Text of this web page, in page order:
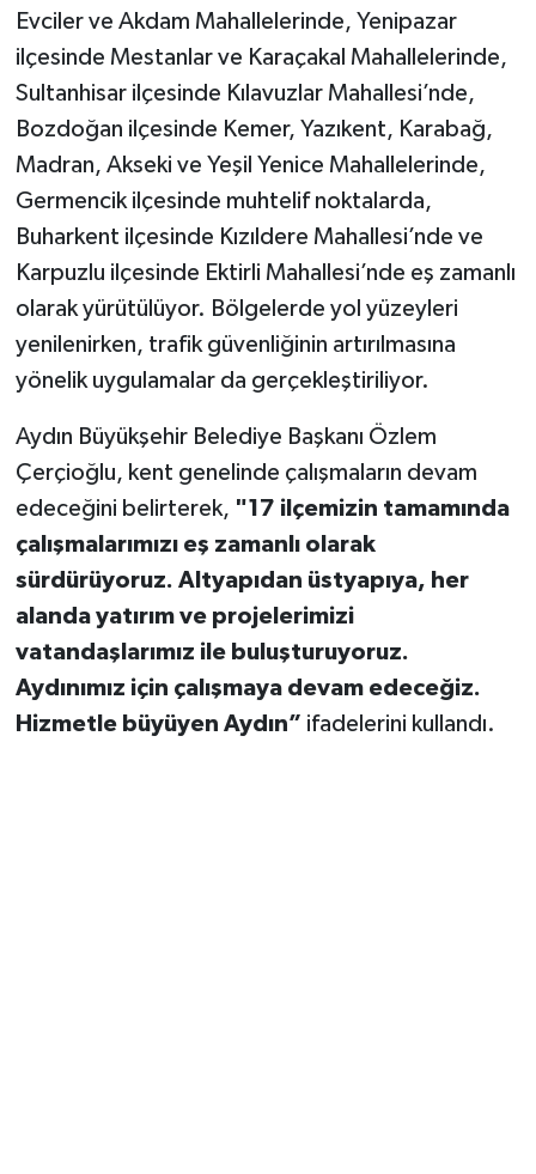
Evciler ve Akdam Mahallelerinde, Yenipazar
ilçesinde Mestanlar ve Karaçakal Mahallelerinde,
Sultanhisar ilçesinde Kılavuzlar Mahallesi’nde,
Bozdoğan ilçesinde Kemer, Yazıkent, Karabağ,
Madran, Akseki ve Yeşil Yenice Mahallelerinde,
Germencik ilçesinde muhtelif noktalarda,
Buharkent ilçesinde Kızıldere Mahallesi’nde ve
Karpuzlu ilçesinde Ektirli Mahallesi’nde eş zamanlı
olarak yürütülüyor. Bölgelerde yol yüzeyleri
yenilenirken, trafik güvenliğinin artırılmasına
yönelik uygulamalar da gerçekleştiriliyor.
Aydın Büyükşehir Belediye Başkanı Özlem
Çerçioğlu, kent genelinde çalışmaların devam
edeceğini belirterek, "17 ilçemizin tamamında
çalışmalarımızı eş zamanlı olarak
sürdürüyoruz. Altyapıdan üstyapıya, her
alanda yatırım ve projelerimizi
vatandaşlarımız ile buluşturuyoruz.
Aydınımız için çalışmaya devam edeceğiz.
Hizmetle büyüyen Aydın” ifadelerini kullandı.